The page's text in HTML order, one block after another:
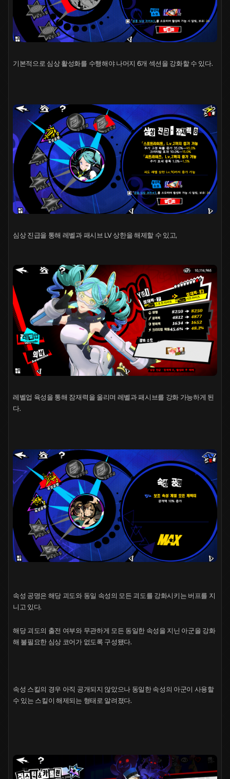
기본적으로 심상 활성화를 수행해야 나머지 6개 섹션을 강화할 수 있다.
심상 진급을 통해 레벨과 패시브 LV 상한을 해제할 수 있고,
레벨업 육성을 통해 잠재력을 올리며 레벨과 패시브를 강화 가능하게 된
다.
속성 공명은 해당 괴도와 동일 속성의 모든 괴도를 강화시키는 버프를 지
니고 있다.
해당 괴도의 출전 여부와 무관하게 모든 동일한 속성을 지닌 아군을 강화
해 불필요한 심상 코어가 없도록 구성됐다.
속성 스킬의 경우 아직 공개되지 않았으나 동일한 속성의 아군이 사용할
수 있는 스킬이 해제되는 형태로 알려졌다.